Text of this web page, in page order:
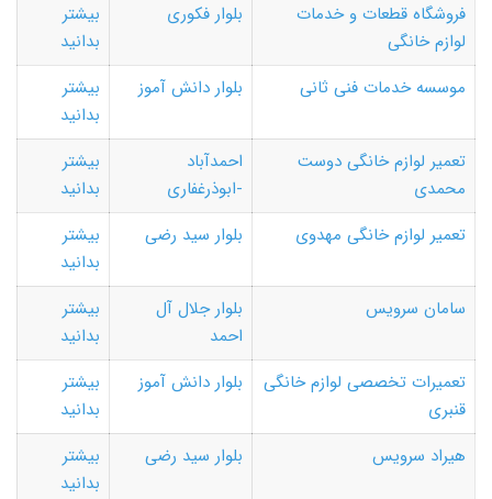
فروشگاه قطعات و خدمات
لوازم خانگی
بلوار فکوری
بیشتر
بدانید
موسسه خدمات فنی ثانی
بلوار دانش آموز
بیشتر
بدانید
تعمیر لوازم خانگی دوست
محمدی
احمدآباد
-ابوذرغفاری
بیشتر
بدانید
تعمیر لوازم خانگی مهدوی
بلوار سید رضی
بیشتر
بدانید
سامان سرویس
بلوار جلال آل
احمد
بیشتر
بدانید
تعمیرات تخصصی لوازم خانگی
قنبری
بلوار دانش آموز
بیشتر
بدانید
هیراد سرویس
بلوار سید رضی
بیشتر
بدانید